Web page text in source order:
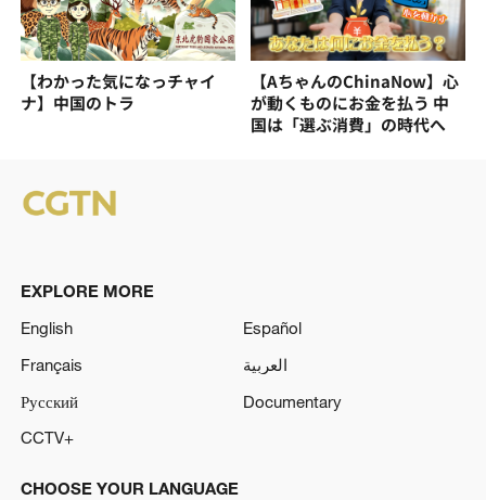
【わかった気になっチャイ
ナ】中国のトラ
【AちゃんのChinaNow】心
が動くものにお金を払う 中
国は「選ぶ消費」の時代へ
EXPLORE MORE
English
Español
Français
العربية
Русский
Documentary
CCTV+
CHOOSE YOUR LANGUAGE